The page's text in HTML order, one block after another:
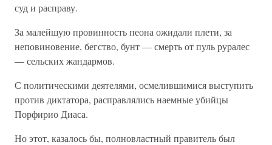
суд и расправу.
За малейшую провинность пеона ожидали плети, за
неповиновение, бегство, бунт — смерть от пуль руралес
— сельских жандармов.
С политическими деятелями, осмелившимися выступить
против диктатора, расправлялись наемные убийцы
Порфирио Диаса.
Но этот, казалось бы, полновластный правитель был